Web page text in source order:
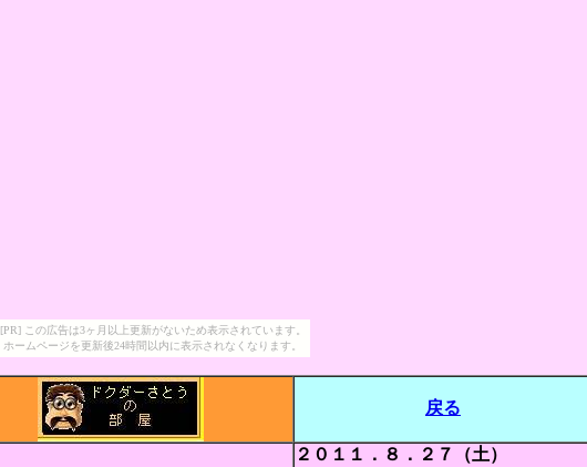
[PR] この広告は3ヶ月以上更新がないため表示されています。
ホームページを更新後24時間以内に表示されなくなります。
戻る
２０１１．８．２７（土）